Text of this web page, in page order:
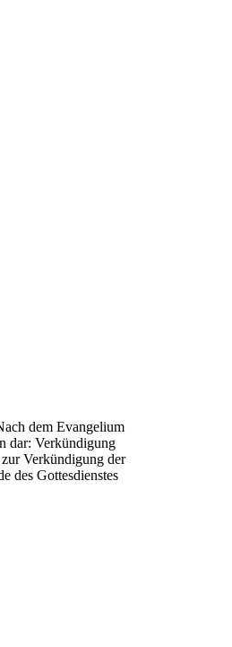
dem Evangelium
dar: Verkündigung
Verkündigung der
des Gottesdienstes